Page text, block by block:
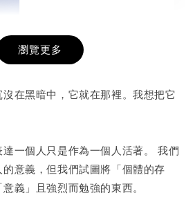
+
加入購物車
瀏覽更多
沒在黑暗中，它就在那裡。我想把它
一個人只是作為一個人活著。 我們
意義，但我們試圖將「個體的存
義」且強烈而勉強的東西。